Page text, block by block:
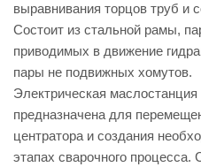
выравнивания торцов труб и
Состоит из стальной рамы,
приводимых в движение
пары не подвижных хомутов.
Электрическая
предназначена для
центратора и создания
этапах сварочного процесса.